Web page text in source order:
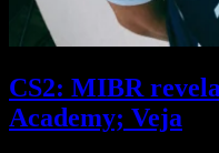
CS2: MIBR
Academy; Veja